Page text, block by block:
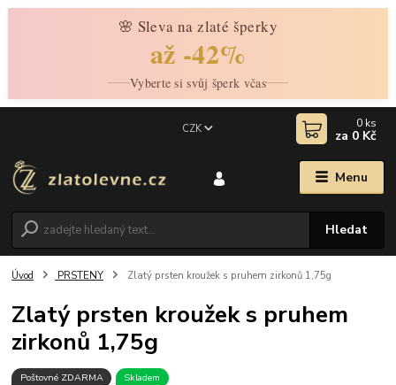
🌸 Sleva na zlaté šperky
až -42%
Vyberte si svůj šperk včas
Menu
CZK
Hledat
0 ks
za 0 Kč
Úvod PRSTENY Zlatý prsten kroužek s pruhem zirkonů 1,75g
Zlatý prsten kroužek s pruhem
zirkonů 1,75g
Poštovné ZDARMA Skladem